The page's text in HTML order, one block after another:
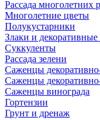
Рассада многолетних
Многолетние цветы
Полукустарники
Злаки и
Суккуленты
Рассада зелени
Саженцы
Саженцы
Саженцы винограда
Гортензии
Грунт и дренаж